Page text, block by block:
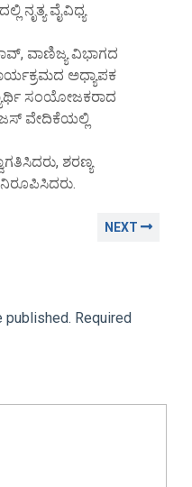
ನೃತ್ಯ ವೈವಿಧ್ಯ
ವಾಣಿಜ್ಯ ವಿಭಾಗದ
ಅಧ್ಯಾಪಕ
ಸಂಯೋಜಕರಾದ
ವೇದಿಕೆಯಲ್ಲಿ
ಶರಣ್ಯ
NEXT
published. Required